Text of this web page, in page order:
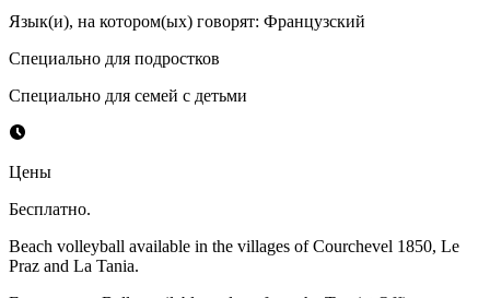
Язык(и), на котором(ых) говорят: Французский
Специально для подростков
Специально для семей с детьми
Цены
Бесплатно.
Beach volleyball available in the villages of Courchevel 1850, Le
Praz and La Tania.